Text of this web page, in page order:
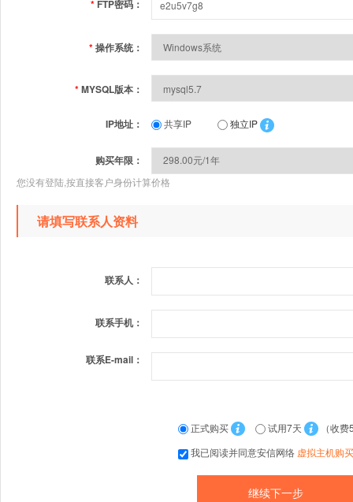
* FTP密码：
*操作系统：
*MYSQL版本：
IP地址： 共享IP 独立IP
购买年限：
您没有登陆,按直接客户身份计算价格
请填写联系人资料
联系人：
联系手机：
联系E-mail：
正式购买 试用7天
（收费
我已阅读并同意安信网络 虚拟主机购